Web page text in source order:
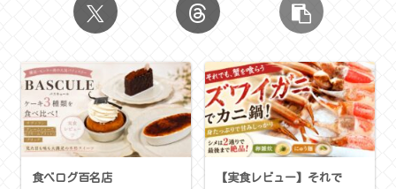
食べログ百名店
【実食レビュー】それで